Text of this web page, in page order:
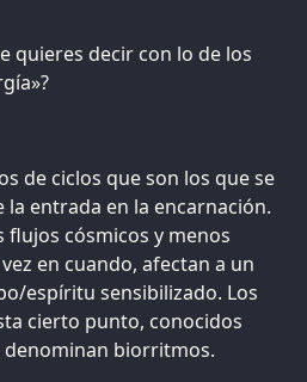
quieres decir con lo de los
de ciclos que son los que se
entrada en la encarnación.
flujos cósmicos y menos
en cuando, afectan a un
espíritu sensibilizado. Los
cierto punto, conocidos
denominan biorritmos.